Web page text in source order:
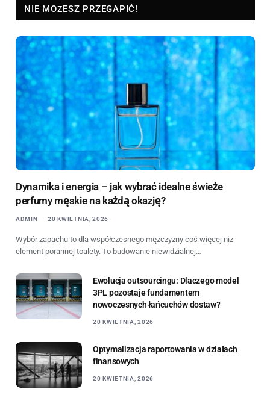
NIE MOŻESZ PRZEGAPIĆ!
Dynamika i energia – jak wybrać idealne świeże
perfumy męskie na każdą okazję?
ADMIN 20 KWIETNIA, 2026
Wybór zapachu to dla współczesnego mężczyzny coś więcej niż
element porannej toalety. To budowanie niewidzialnej…
Ewolucja outsourcingu: Dlaczego model
3PL pozostaje fundamentem
nowoczesnych łańcuchów dostaw?
20 KWIETNIA, 2026
Optymalizacja raportowania w działach
finansowych
20 KWIETNIA, 2026